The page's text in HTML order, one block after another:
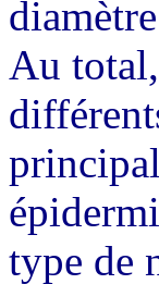
Au
type de